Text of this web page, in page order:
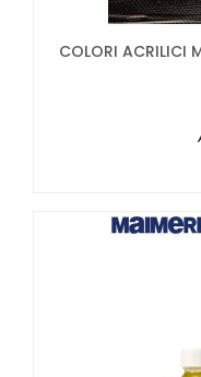
COLORI ACRILICI